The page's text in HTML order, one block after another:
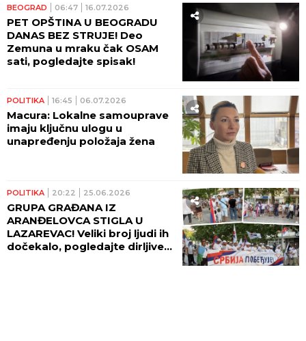
BEOGRAD 06:47 16.07.2026
PET OPŠTINA U BEOGRADU
DANAS BEZ STRUJE! Deo
Zemuna u mraku čak OSAM
sati, pogledajte spisak!
POLITIKA 16:45 06.07.2026
Macura: Lokalne samouprave
imaju ključnu ulogu u
unapređenju položaja žena
POLITIKA 20:22 25.06.2026
GRUPA GRAĐANA IZ
ARANĐELOVCA STIGLA U
LAZAREVAC! Veliki broj ljudi ih
dočekalo, pogledajte dirljive